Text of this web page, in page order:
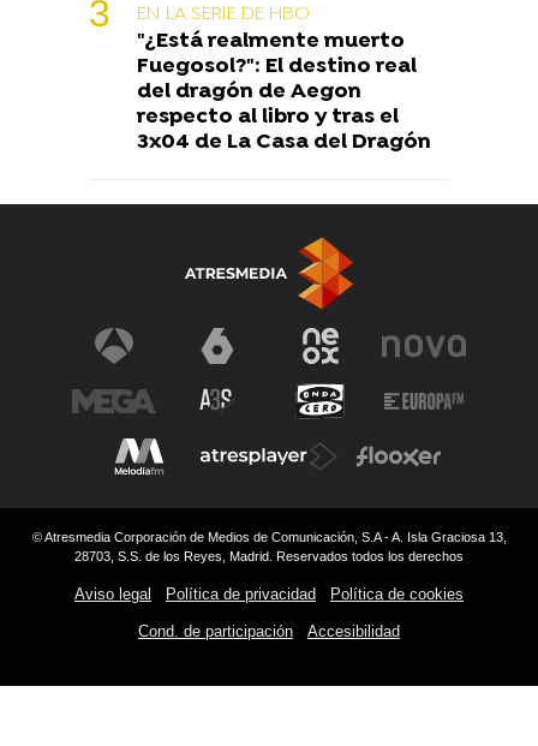
EN LA SERIE DE HBO
"¿Está realmente muerto
Fuegosol?": El destino real
del dragón de Aegon
respecto al libro y tras el
3x04 de La Casa del Dragón
© Atresmedia Corporación de Medios de Comunicación, S.A - A. Isla Graciosa 13,
28703, S.S. de los Reyes, Madrid. Reservados todos los derechos
Aviso legal Política de privacidad Política de cookies
Cond. de participación Accesibilidad